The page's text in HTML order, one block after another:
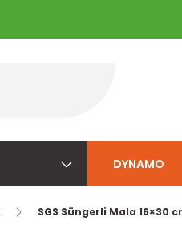
DYNAMO
SGS Süngerli Mala 16×30